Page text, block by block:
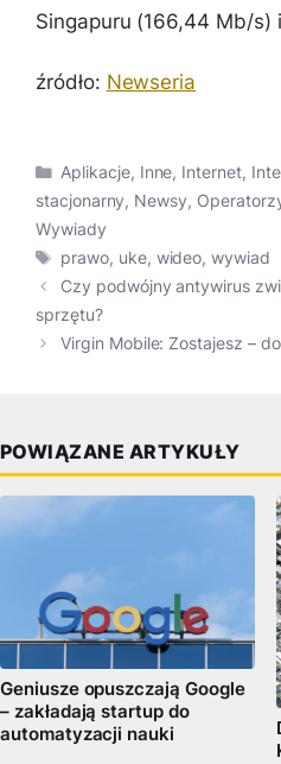
Singapuru (166,44 Mb/s)
źródło: Newseria
Kategorie
Aplikacje, Inne, Internet,
stacjonarny, Newsy,
Wywiady
Tagi
prawo, uke, wideo,wywiad
Czy podwójny antywirus
sprzętu?
Virgin Mobile: Zostajesz –
POWIĄZANE ARTYKUŁY
Geniusze opuszczają Google
– zakładają startup do
automatyzacji nauki